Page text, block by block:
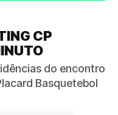
CP
do encontro
Basquetebol